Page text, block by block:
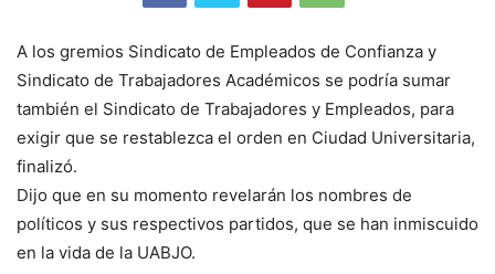
A los gremios Sindicato de Empleados de Confianza y
Sindicato de Trabajadores Académicos se podría sumar
también el Sindicato de Trabajadores y Empleados, para
exigir que se restablezca el orden en Ciudad Universitaria,
finalizó.
Dijo que en su momento revelarán los nombres de
políticos y sus respectivos partidos, que se han inmiscuido
en la vida de la UABJO.